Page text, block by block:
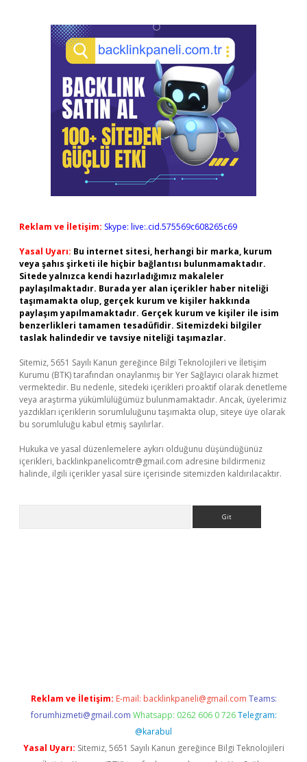
Reklam ve İletişim: Skype: live:.cid.575569c608265c69
Yasal Uyarı: Bu internet sitesi, herhangi bir marka, kurum
veya şahıs şirketi ile hiçbir bağlantısı bulunmamaktadır.
Sitede yalnızca kendi hazırladığımız makaleler
paylaşılmaktadır. Burada yer alan içerikler haber niteliği
taşımamakta olup, gerçek kurum ve kişiler hakkında
paylaşım yapılmamaktadır. Gerçek kurum ve kişiler ile isim
benzerlikleri tamamen tesadüfidir. Sitemizdeki bilgiler
taslak halindedir ve tavsiye niteliği taşımazlar.
Sitemiz, 5651 Sayılı Kanun gereğince Bilgi Teknolojileri ve İletişim
Kurumu (BTK) tarafından onaylanmış bir Yer Sağlayıcı olarak hizmet
vermektedir. Bu nedenle, sitedeki içerikleri proaktif olarak denetleme
veya araştırma yükümlülüğümüz bulunmamaktadır. Ancak, üyelerimiz
yazdıkları içeriklerin sorumluluğunu taşımakta olup, siteye üye olarak
bu sorumluluğu kabul etmiş sayılırlar.
Hukuka ve yasal düzenlemelere aykırı olduğunu düşündüğünüz
içerikleri, backlinkpanelicomtr@gmail.com adresine bildirmeniz
halinde, ilgili içerikler yasal süre içerisinde sitemizden kaldırılacaktır.
Reklam ve İletişim: E-mail: backlinkpaneli@gmail.com Teams:
forumhizmeti@gmail.com Whatsapp: 0262 606 0 726 Telegram:
@karabul
Yasal Uyarı: Sitemiz, 5651 Sayılı Kanun gereğince Bilgi Teknolojileri